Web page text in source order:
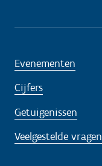
Evenementen
Cijfers
Getuigenissen
Veelgestelde vragen